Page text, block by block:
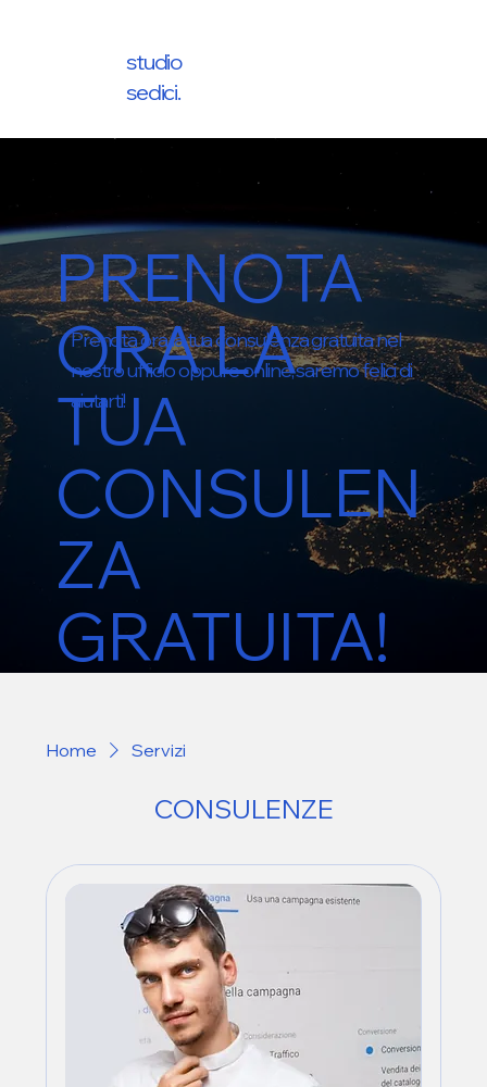
studio
sedici.
Home Servizi
CONSULENZE
PRENOTA
ORA LA
TUA
CONSULEN
ZA
GRATUITA!
Prenota ora la tua consulenza gratuita nel
nostro ufficio oppure online, saremo felici di
aiutarti!